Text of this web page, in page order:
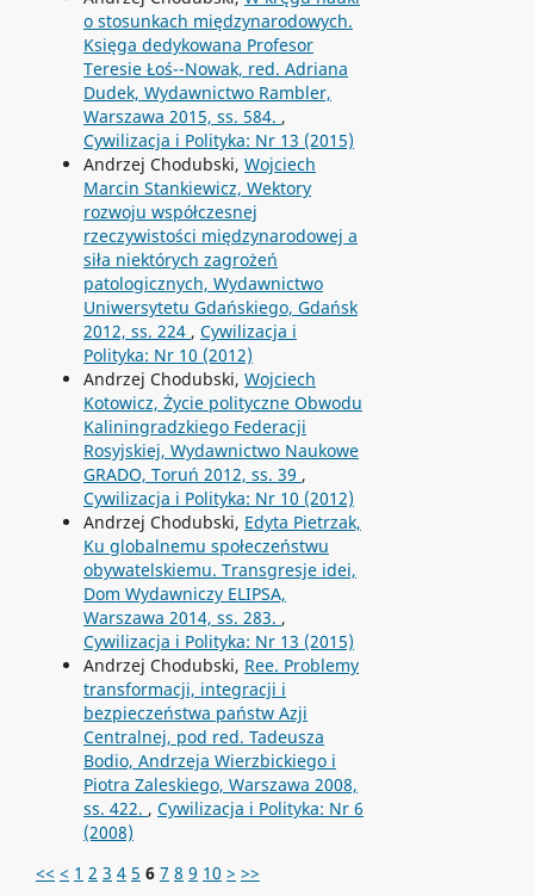
o stosunkach międzynarodowych.
Księga dedykowana Profesor
Teresie Łoś--Nowak, red. Adriana
Dudek, Wydawnictwo Rambler,
Warszawa 2015, ss. 584. ,
Cywilizacja i Polityka: Nr 13 (2015)
Andrzej Chodubski, Wojciech
Marcin Stankiewicz, Wektory
rozwoju współczesnej
rzeczywistości międzynarodowej a
siła niektórych zagrożeń
patologicznych, Wydawnictwo
Uniwersytetu Gdańskiego, Gdańsk
2012, ss. 224 , Cywilizacja i
Polityka: Nr 10 (2012)
Andrzej Chodubski, Wojciech
Kotowicz, Życie polityczne Obwodu
Kaliningradzkiego Federacji
Rosyjskiej, Wydawnictwo Naukowe
GRADO, Toruń 2012, ss. 39 ,
Cywilizacja i Polityka: Nr 10 (2012)
Andrzej Chodubski, Edyta Pietrzak,
Ku globalnemu społeczeństwu
obywatelskiemu. Transgresje idei,
Dom Wydawniczy ELIPSA,
Warszawa 2014, ss. 283. ,
Cywilizacja i Polityka: Nr 13 (2015)
Andrzej Chodubski, Ree. Problemy
transformacji, integracji i
bezpieczeństwa państw Azji
Centralnej, pod red. Tadeusza
Bodio, Andrzeja Wierzbickiego i
Piotra Zaleskiego, Warszawa 2008,
ss. 422. , Cywilizacja i Polityka: Nr 6
(2008)
<< < 1 2 3 4 5 6 7 8 9 10 > >>